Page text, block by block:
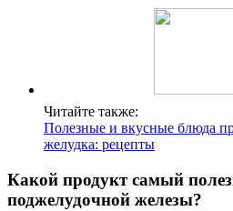
Читайте также:
Полезные и вкусные блюда
желудка: рецепты
Какой продукт самый
поджелудочной железы?